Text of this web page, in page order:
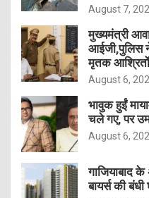
August 7,
मुख्यमंत्री
आईजी,पुलिस ने
मृतक आश्रितों
August 6,
भावुक हुईं
चले गए, पर
August 6,
गाजियाबाद
बायर्स की